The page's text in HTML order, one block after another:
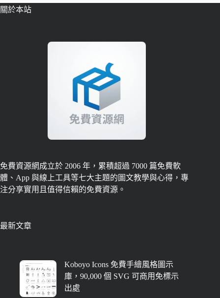
關於本站
免費資源網成立於 2006 年，累積超過 7000 篇免費軟
體、App 與線上工具等七大主題的圖文教學與心得，專
注分享實用且值得信賴的免費資源。
最新文章
Koboyo Icons 免費手繪風格圖示
庫，90,000 個 SVG 可商用免標示
出處